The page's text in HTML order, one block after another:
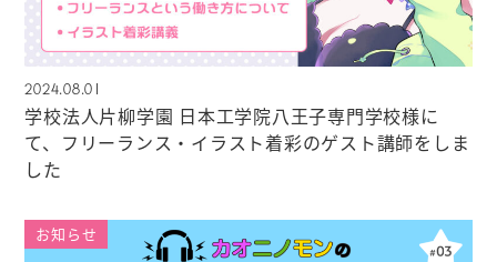
2024.08.01
学校法人片柳学園 日本工学院八王子専門学校様に
て、フリーランス・イラスト着彩のゲスト講師をしま
した
お知らせ